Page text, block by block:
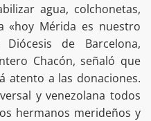
agua, colchonetas,
«hoy Mérida es nuestro
de Barcelona,
Chacón, señaló que
atento a las donaciones.
y venezolana todos
hermanos merideños y